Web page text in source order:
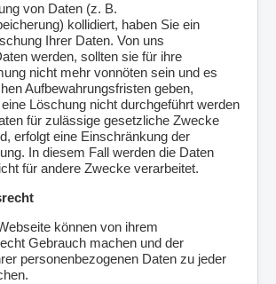
von Daten (z. B.
kollidiert, haben Sie ein
Ihrer Daten. Von uns
werden, sollten sie für ihre
nicht mehr vonnöten sein und es
Aufbewahrungsfristen geben,
Löschung nicht durchgeführt werden
für zulässige gesetzliche Zwecke
erfolgt eine Einschränkung der
In diesem Fall werden die Daten
für andere Zwecke verarbeitet.
können von ihrem
Gebrauch machen und der
personenbezogenen Daten zu jeder